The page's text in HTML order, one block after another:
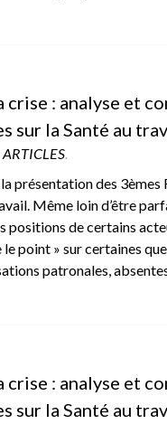
: analyse et
sur la Santé au
ARTICLES.
présentation des 3èmes
Même loin d’être
positions de certains
point » sur certaines
patronales,
: analyse et
sur la Santé au